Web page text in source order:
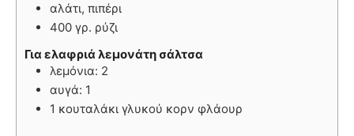
αλάτι, πιπέρι
400 γρ. ρύζι
Για ελαφριά λεμονάτη σάλτσα
λεμόνια: 2
αυγά: 1
1 κουταλάκι γλυκού κορν φλάουρ